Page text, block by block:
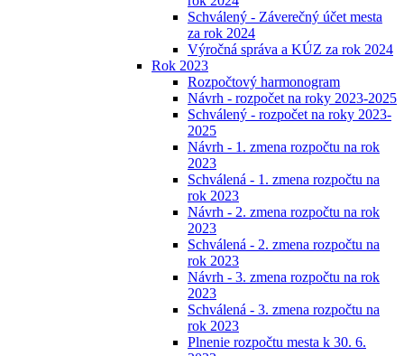
Schválený - Záverečný účet mesta
za rok 2024
Výročná správa a KÚZ za rok 2024
Rok 2023
Rozpočtový harmonogram
Návrh - rozpočet na roky 2023-2025
Schválený - rozpočet na roky 2023-
2025
Návrh - 1. zmena rozpočtu na rok
2023
Schválená - 1. zmena rozpočtu na
rok 2023
Návrh - 2. zmena rozpočtu na rok
2023
Schválená - 2. zmena rozpočtu na
rok 2023
Návrh - 3. zmena rozpočtu na rok
2023
Schválená - 3. zmena rozpočtu na
rok 2023
Plnenie rozpočtu mesta k 30. 6.